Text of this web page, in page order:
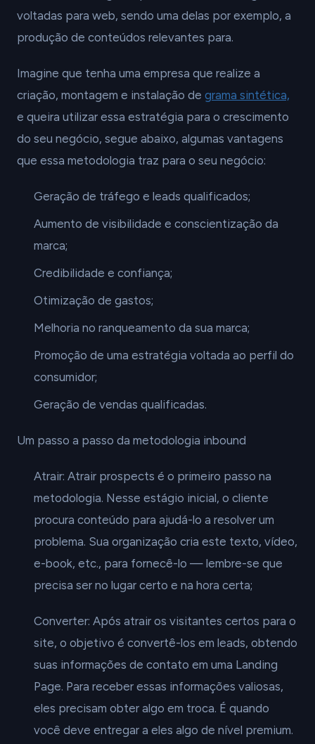
voltadas para web, sendo uma delas por exemplo, a
produção de conteúdos relevantes para.
Imagine que tenha uma empresa que realize a
criação, montagem e instalação de grama sintética,
e queira utilizar essa estratégia para o crescimento
do seu negócio, segue abaixo, algumas vantagens
que essa metodologia traz para o seu negócio:
Geração de tráfego e leads qualificados;
Aumento de visibilidade e conscientização da
marca;
Credibilidade e confiança;
Otimização de gastos;
Melhoria no ranqueamento da sua marca;
Promoção de uma estratégia voltada ao perfil do
consumidor;
Geração de vendas qualificadas.
Um passo a passo da metodologia inbound
Atrair: Atrair prospects é o primeiro passo na
metodologia. Nesse estágio inicial, o cliente
procura conteúdo para ajudá-lo a resolver um
problema. Sua organização cria este texto, vídeo,
e-book, etc., para fornecê-lo — lembre-se que
precisa ser no lugar certo e na hora certa;
Converter: Após atrair os visitantes certos para o
site, o objetivo é convertê-los em leads, obtendo
suas informações de contato em uma Landing
Page. Para receber essas informações valiosas,
eles precisam obter algo em troca. É quando
você deve entregar a eles algo de nível premium.